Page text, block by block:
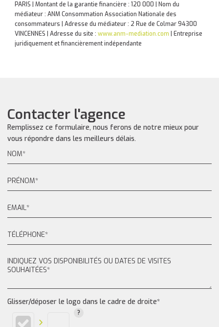
PARIS | Montant de la garantie financière : 120 000 | Nom du
médiateur : ANM Consommation Association Nationale des
consommateurs | Adresse du médiateur : 2 Rue de Colmar 94300
VINCENNES | Adresse du site : www.anm-mediation.com
Entreprise
juridiquement et financièrement indépendante
Contacter l'agence
Remplissez ce formulaire, nous ferons de notre mieux pour
vous répondre dans les meilleurs délais.
Glisser/déposer le logo dans le cadre de droite*